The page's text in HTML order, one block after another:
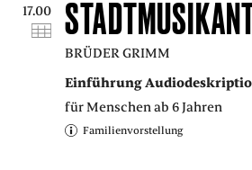
17.00
BRÜDER GRIMM
Einführung
für Menschen ab 6 Jahren
Familienvorstellung